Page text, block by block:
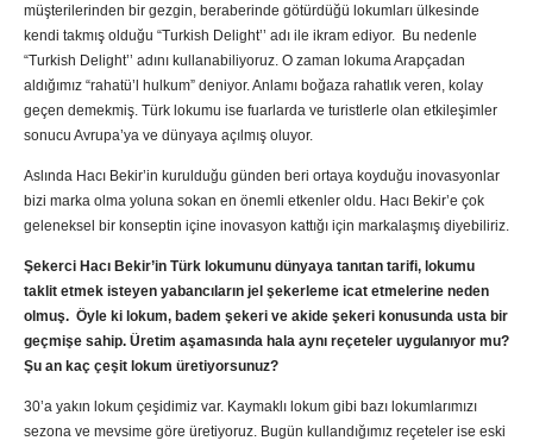
müşterilerinden bir gezgin, beraberinde götürdüğü lokumları ülkesinde
kendi takmış olduğu “Turkish Delight’’ adı ile ikram ediyor. Bu nedenle
“Turkish Delight’’ adını kullanabiliyoruz. O zaman lokuma Arapçadan
aldığımız “rahatü’l hulkum” deniyor. Anlamı boğaza rahatlık veren, kolay
geçen demekmiş. Türk lokumu ise fuarlarda ve turistlerle olan etkileşimler
sonucu Avrupa’ya ve dünyaya açılmış oluyor.
Aslında Hacı Bekir’in kurulduğu günden beri ortaya koyduğu inovasyonlar
bizi marka olma yoluna sokan en önemli etkenler oldu. Hacı Bekir’e çok
geleneksel bir konseptin içine inovasyon kattığı için markalaşmış diyebiliriz.
Şekerci Hacı Bekir’in Türk lokumunu dünyaya tanıtan tarifi, lokumu
taklit etmek isteyen yabancıların jel şekerleme icat etmelerine neden
olmuş. Öyle ki lokum, badem şekeri ve akide şekeri konusunda usta bir
geçmişe sahip. Üretim aşamasında hala aynı reçeteler uygulanıyor mu?
Şu an kaç çeşit lokum üretiyorsunuz?
30’a yakın lokum çeşidimiz var. Kaymaklı lokum gibi bazı lokumlarımızı
sezona ve mevsime göre üretiyoruz. Bugün kullandığımız reçeteler ise eski